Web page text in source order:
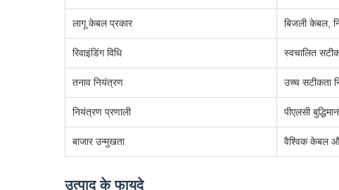
लागू केबल प्रकार बिजली केबल,
रिवाइंडिंग विधि स्वचालित सटीक
तनाव नियंत्रण उच्च सटीकता
नियंत्रण प्रणाली पीएलसी
बाजार उन्मुखता वैश्विक केबल और
उत्पाद के फायदे